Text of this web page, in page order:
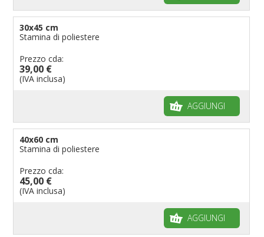
30x45 cm
Stamina di poliestere
Prezzo cda:
39,00 €
(IVA inclusa)
AGGIUNGI
40x60 cm
Stamina di poliestere
Prezzo cda:
45,00 €
(IVA inclusa)
AGGIUNGI